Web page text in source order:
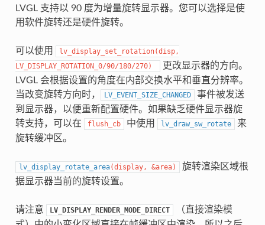
LVGL 支持以 90 度为增量旋转显示器。您可以选择是使
用软件旋转还是硬件旋转。
可以使用
lv_display_set_rotation(disp,
LV_DISPLAY_ROTATION_0/90/180/270)
更改显示器的方向。
LVGL 会根据设置的角度在内部交换水平和垂直分辨率。
当改变旋转方向时，
LV_EVENT_SIZE_CHANGED
事件被发送
到显示器，以便重新配置硬件。如果缺乏硬件显示器旋
转支持，可以在
flush_cb 中使用 lv_draw_sw_rotate
来
旋转缓冲区。
lv_display_rotate_area(display, &area)
旋转渲染区域根
据显示器当前的旋转设置。
请注意 LV_DISPLAY_RENDER_MODE_DIRECT
（直接渲染模